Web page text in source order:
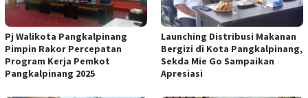
Pj Walikota Pangkalpinang
Pimpin Rakor Percepatan
Program Kerja Pemkot
Pangkalpinang 2025
Launching Distribusi Makanan
Bergizi di Kota Pangkalpinang,
Sekda Mie Go Sampaikan
Apresiasi